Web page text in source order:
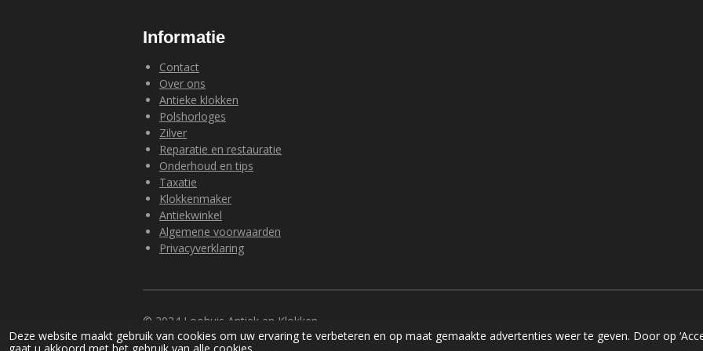
Deze website maakt gebruik van cookies om uw ervaring te verbeteren en op maat gemaakte advertenties weer te geven. Door op
Informatie
Contact
Over ons
Antieke klokken
Polshorloges
Zilver
Reparatie en restauratie
Onderhoud en tips
Taxatie
Klokkenmaker
Antiekwinkel
Algemene voorwaarden
Privacyverklaring
© 2024 Loohuis Antiek en Klokken